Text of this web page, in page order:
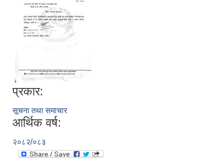
प्रकार:
सूचना तथा समाचार
आर्थिक वर्ष:
२०८२/०८३